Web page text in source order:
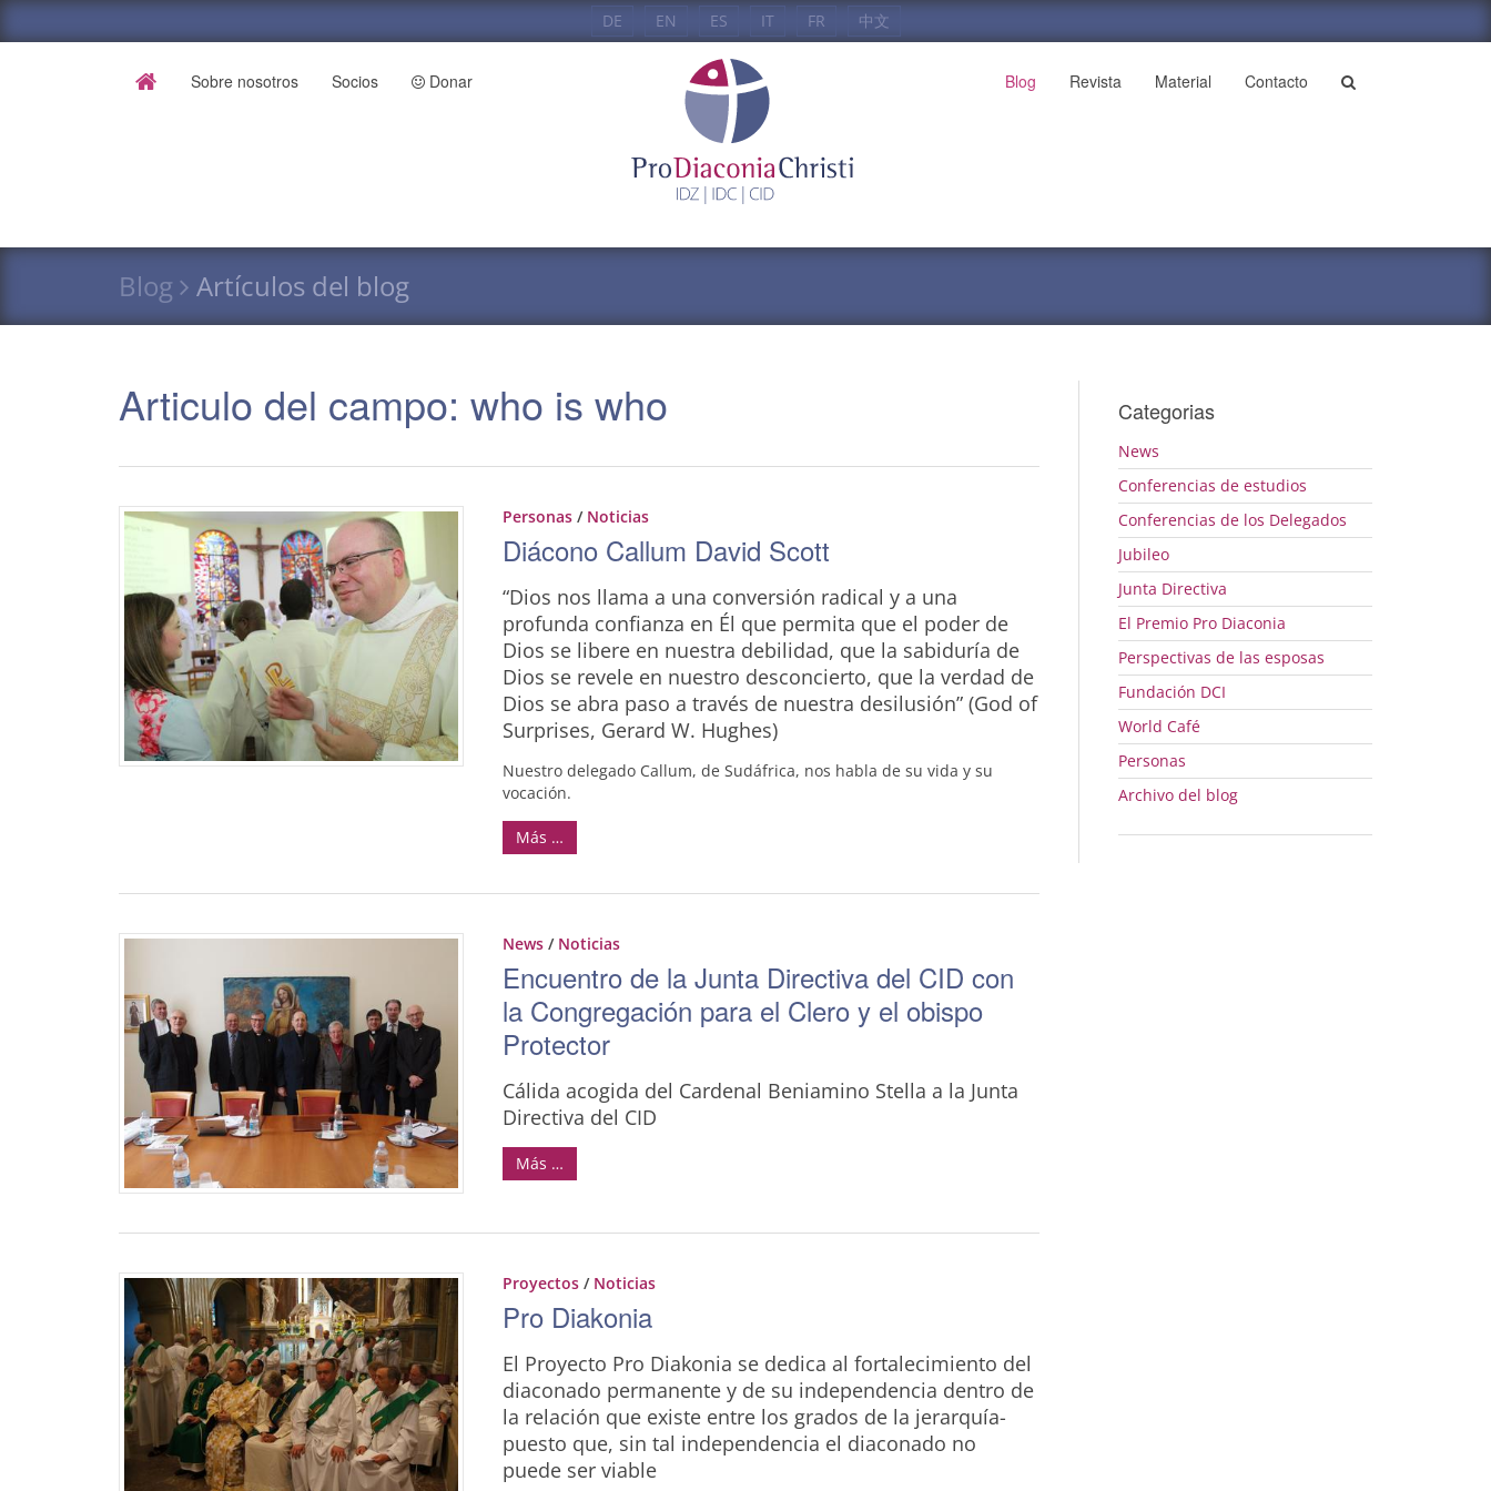
DE EN ES IT FR 中文
Sobre nosotros Socios Donar Blog Revista Material Contacto
Blog Artículos del blog
Articulo del campo: who is who
Personas / Noticias
Diácono Callum David Scott
“Dios nos llama a una conversión radical y a una
profunda confianza en Él que permita que el poder de
Dios se libere en nuestra debilidad, que la sabiduría de
Dios se revele en nuestro desconcierto, que la verdad de
Dios se abra paso a través de nuestra desilusión” (God of
Surprises, Gerard W. Hughes)
Nuestro delegado Callum, de Sudáfrica, nos habla de su vida y su
vocación.
Más …
News / Noticias
Encuentro de la Junta Directiva del CID con
la Congregación para el Clero y el obispo
Protector
Cálida acogida del Cardenal Beniamino Stella a la Junta
Directiva del CID
Más …
Proyectos / Noticias
Pro Diakonia
El Proyecto Pro Diakonia se dedica al fortalecimiento del
diaconado permanente y de su independencia dentro de
la relación que existe entre los grados de la jerarquía-
puesto que, sin tal independencia el diaconado no
puede ser viable
Categorias
News
Conferencias de estudios
Conferencias de los Delegados
Jubileo
Junta Directiva
El Premio Pro Diaconia
Perspectivas de las esposas
Fundación DCI
World Café
Personas
Archivo del blog